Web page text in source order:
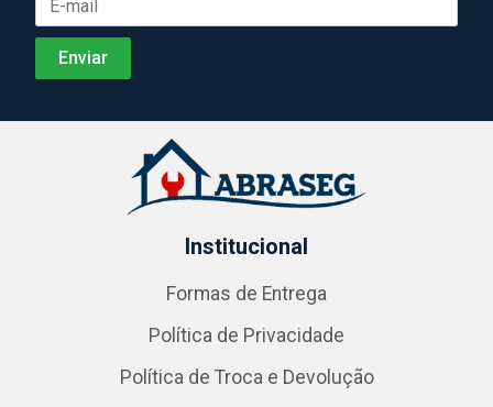
Institucional
Formas de Entrega
Política de Privacidade
Política de Troca e Devolução